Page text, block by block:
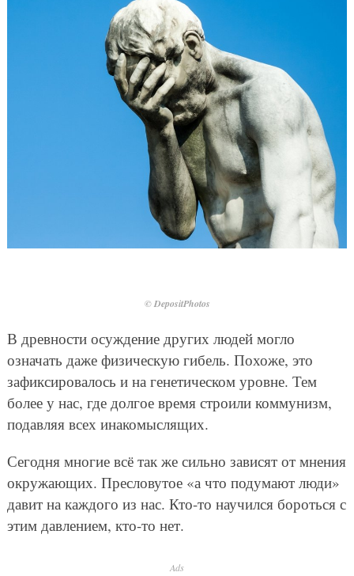
© DepositPhotos
В древности осуждение других людей могло
означать даже физическую гибель. Похоже, это
зафиксировалось и на генетическом уровне. Тем
более у нас, где долгое время строили коммунизм,
подавляя всех инакомыслящих.
Сегодня многие всё так же сильно зависят от мнения
окружающих. Пресловутое «а что подумают люди»
давит на каждого из нас. Кто-то научился бороться с
этим давлением, кто-то нет.
Ads